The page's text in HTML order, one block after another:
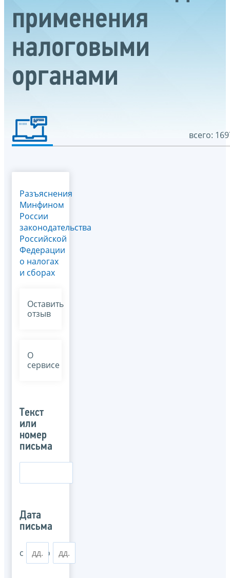
применения
налоговыми
органами
всего:
Разъяснения
Минфином
России
законодательства
Российской
Федерации
о налогах
и сборах
Оставить
отзыв
О
сервисе
Текст
или
номер
письма
Дата
письма
с по